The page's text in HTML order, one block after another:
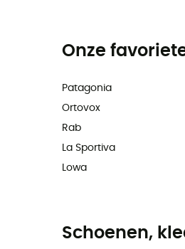
Onze
Patagonia
Ortovox
Rab
La Sportiva
Lowa
Schoenen,